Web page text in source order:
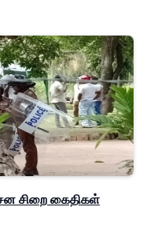
சிறை கைதிகள்